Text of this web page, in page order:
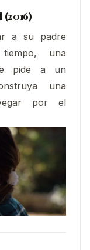
(2016)
a su padre
una
pide a un
una
por el